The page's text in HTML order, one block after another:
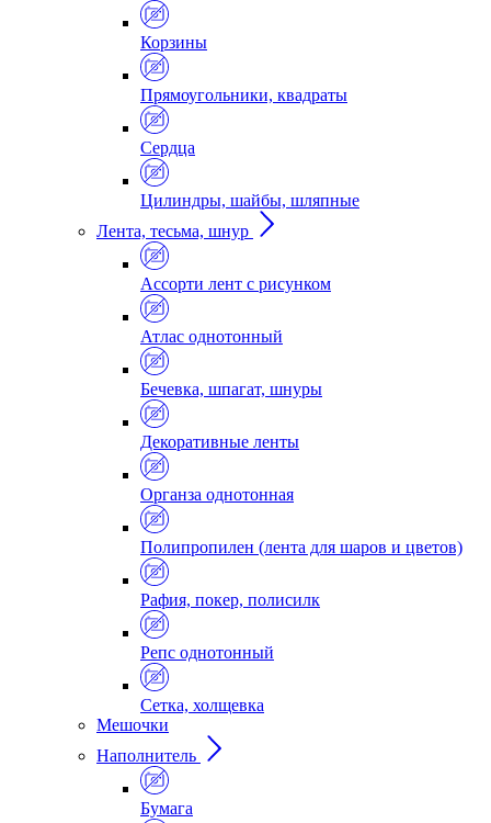
Корзины
Прямоугольники, квадраты
Сердца
Цилиндры, шайбы, шляпные
Лента, тесьма, шнур
Ассорти лент с рисунком
Атлас однотонный
Бечевка, шпагат, шнуры
Декоративные ленты
Органза однотонная
Полипропилен (лента для шаров и цветов)
Рафия, покер, полисилк
Репс однотонный
Сетка, холщевка
Мешочки
Наполнитель
Бумага